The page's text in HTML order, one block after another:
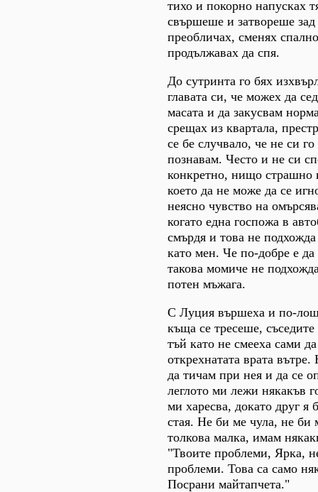
тихо и покорно напусках
свършеше и затвореше зад
преобличах, сменях
продължавах да спя.
До сутринта го бях
главата си, че можех да
масата и да закусвам
срещах из квартала,
се бе случвало, че не си
познавам. Често и не си
конкретно, нищо страшно
което да не може да се
неясно чувство на
когато една госпожа в
смърдя и това не
като мен. Че по-добре е
такова момиче не
потен мъжага.
С Луция вършеха и по-
къща се тресеше,
тъй като не смееха сами да
открехнатата врата
да тичам при нея и да се
леглото ми лежи някакъв
ми харесва, докато друг я
стая. Не би ме чула, не би
толкова малка, имам
"Твоите проблеми, Ярка,
проблеми. Това са само
Посрани майтапчета."